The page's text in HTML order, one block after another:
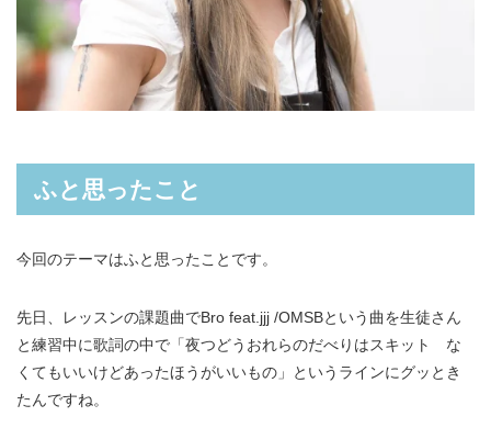
ふと思ったこと
今回のテーマはふと思ったことです。
先日、レッスンの課題曲でBro feat.jjj /OMSBという曲を生徒さん
と練習中に歌詞の中で「夜つどうおれらのだべりはスキット な
くてもいいけどあったほうがいいもの」というラインにグッとき
たんですね。